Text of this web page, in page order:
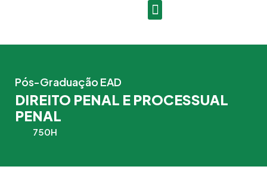
Pós-Graduação EAD
DIREITO PENAL E PROCESSUAL
PENAL
750H